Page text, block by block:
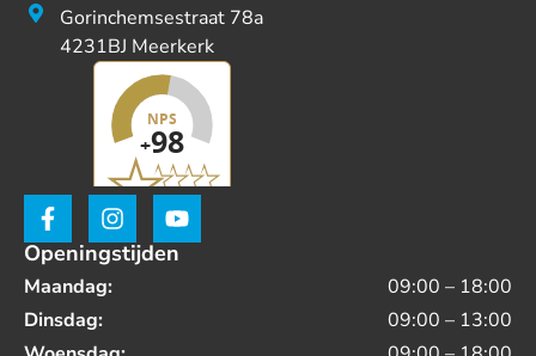
Gorinchemsestraat 78a
4231BJ Meerkerk
Openingstijden
Maandag:
09:00 – 18:00
Dinsdag:
09:00 – 13:00